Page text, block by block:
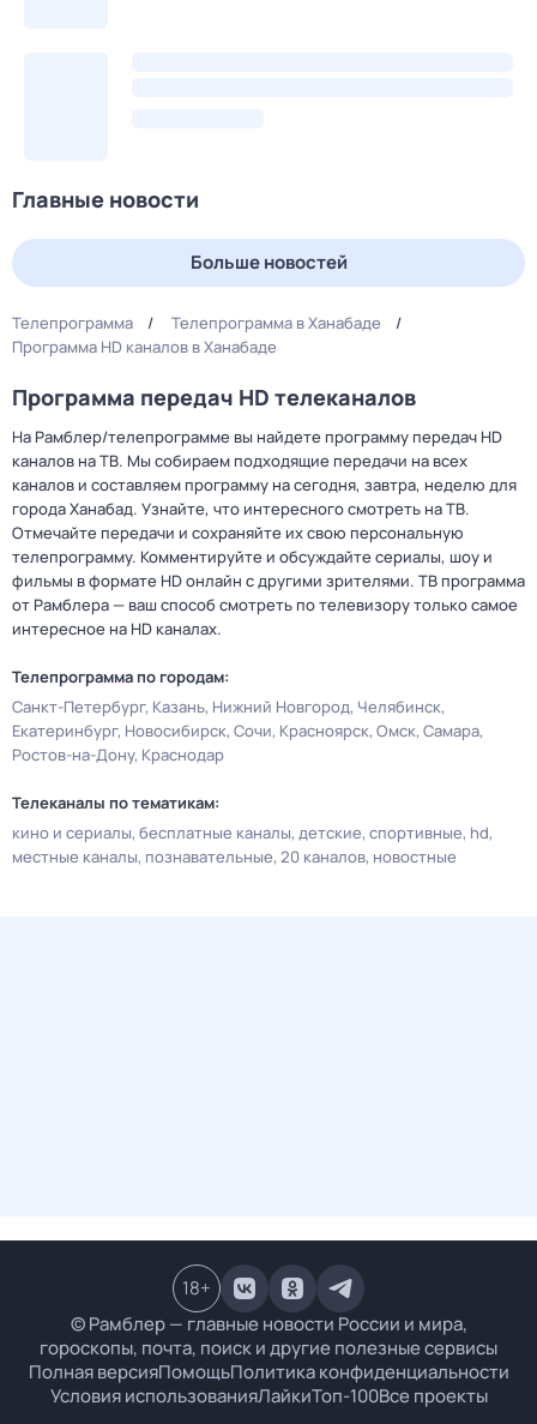
Главные новости
Больше новостей
Телепрограмма
Телепрограмма в Ханабаде
Программа HD каналов в Ханабаде
Программа передач HD телеканалов
На Рамблер/телепрограмме вы найдете программу передач HD
каналов на ТВ. Мы собираем подходящие передачи на всех
каналов и составляем программу на сегодня, завтра, неделю для
города Ханабад. Узнайте, что интересного смотреть на ТВ.
Отмечайте передачи и сохраняйте их свою персональную
телепрограмму. Комментируйте и обсуждайте сериалы, шоу и
фильмы в формате HD онлайн с другими зрителями. ТВ программа
от Рамблера — ваш способ смотреть по телевизору только самое
интересное на HD каналах.
Телепрограмма по городам:
Санкт-Петербург Казань Нижний Новгород Челябинск
Екатеринбург Новосибирск Сочи Красноярск Омск Самара
Ростов-на-Дону Краснодар
Телеканалы по тематикам:
кино и сериалы бесплатные каналы детские спортивные hd
местные каналы познавательные 20 каналов новостные
© Рамблер — главные новости России и мира,
гороскопы, почта, поиск и другие полезные сервисы
Полная версияПомощьПолитика конфиденциальности
Условия использованияЛайкиТоп-100Все проекты
18+